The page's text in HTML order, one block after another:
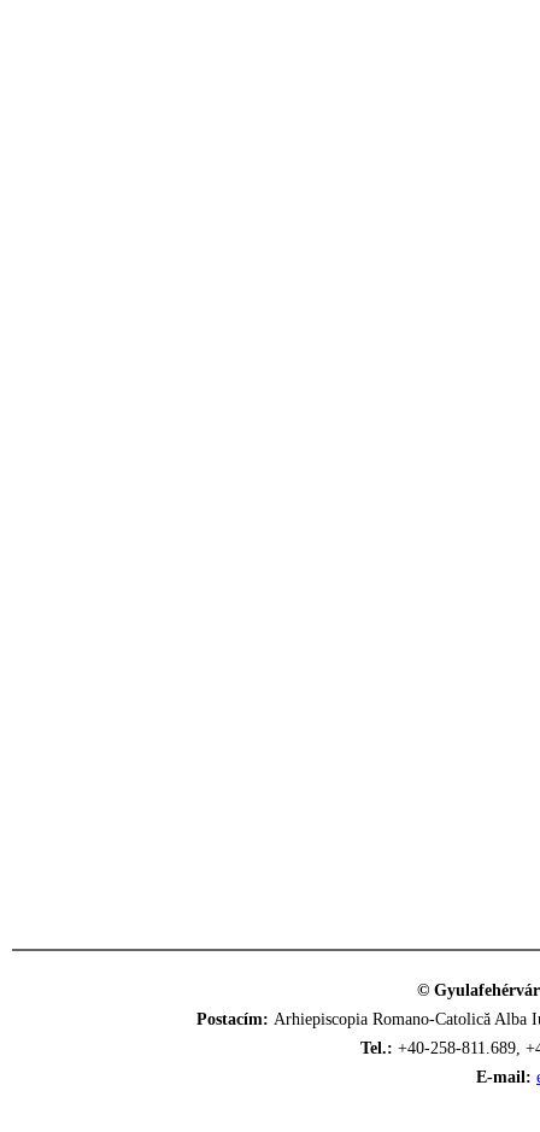
©
Postacím: Arhiepiscopia Romano-Catolică
Tel.: +40-258-811.689,
E-mail: